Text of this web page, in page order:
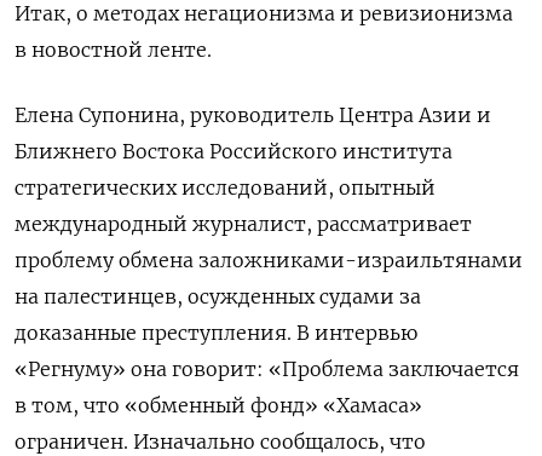
Итак, о методах негационизма и ревизионизма
в новостной ленте.
Елена Супонина, руководитель Центра Азии и
Ближнего Востока Российского института
стратегических исследований, опытный
международный журналист, рассматривает
проблему обмена заложниками-израильтянами
на палестинцев, осужденных судами за
доказанные преступления. В интервью
«Регнуму» она говорит: «Проблема заключается
в том, что «обменный фонд» «Хамаса»
ограничен. Изначально сообщалось, что